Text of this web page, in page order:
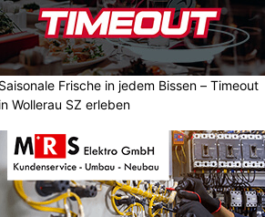
Saisonale Frische in jedem Bissen – Timeout
in Wollerau SZ erleben